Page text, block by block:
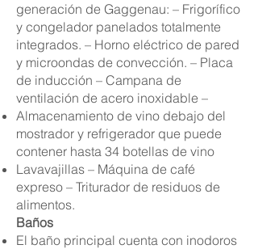
generación de Gaggenau: – Frigorífico
y congelador panelados totalmente
integrados. – Horno eléctrico de pared
y microondas de convección. – Placa
de inducción – Campana de
ventilación de acero inoxidable –
Almacenamiento de vino debajo del
mostrador y refrigerador que puede
contener hasta 34 botellas de vino
Lavavajillas – Máquina de café
expreso – Triturador de residuos de
alimentos.
Baños
El baño principal cuenta con inodoros